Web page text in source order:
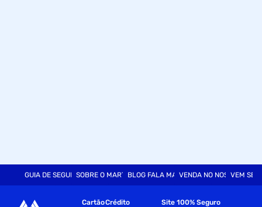
GUIA DE SEGURANÇASOBRE O MARTINSBLOG FALA MARTVENDA NO NOSSO SITE
VEM SER
CartãoCrédito Site 100% Seguro